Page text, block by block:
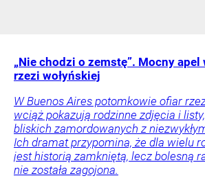
„Nie chodzi o zemstę”. Mocny
rzezi wołyńskiej
W Buenos Aires potomkowie ofiar
wciąż pokazują rodzinne zdjęcia i
bliskich zamordowanych z
Ich dramat przypomina, że dla wielu
jest historią zamkniętą, lecz bolesną
nie została zagojona.